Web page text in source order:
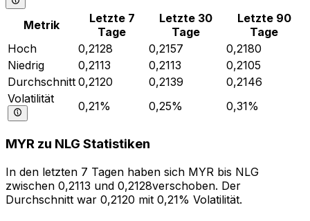
Metrik
Letzte 7
Tage
Letzte 30
Tage
Letzte 90
Tage
Hoch
0,2128 0,2157
0,2180
Niedrig
0,2113 0,2113
0,2105
Durchschnitt 0,2120 0,2139
0,2146
Volatilität
0,21% 0,25% 0,31%
MYR zu NLG Statistiken
In den letzten 7 Tagen haben sich MYR bis NLG
zwischen 0,2113 und 0,2128verschoben. Der
Durchschnitt war 0,2120 mit 0,21% Volatilität.